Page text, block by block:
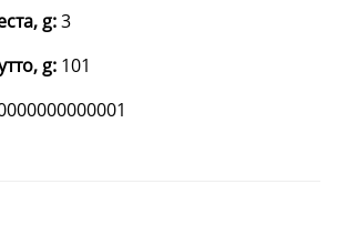
g:3
g: 101